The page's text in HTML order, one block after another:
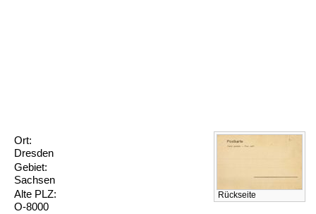
Rückseite
Ort:
Dresden
Gebiet:
Sachsen
Alte PLZ:
O-8000